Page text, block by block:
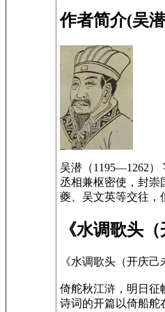
作者简介(吴
吴潜（1195—1262）
丞相兼枢密使，封崇
夔、吴文英等交往，
《水调歌头
《水调歌头（开庆
倚舵秋江浒，明日征
诗词的开篇以倚船舵